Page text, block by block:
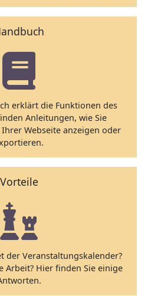
erklärt die Funktionen des
Anleitungen, wie Sie
Webseite anzeigen oder
Vorteile
der Veranstaltungskalender?
Arbeit? Hier finden Sie einige